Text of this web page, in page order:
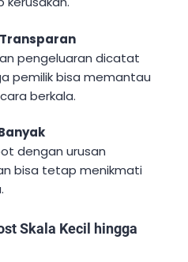
pengeluaran dicatat
pemilik bisa memantau
berkala.
dengan urusan
bisa tetap menikmati
Skala Kecil hingga